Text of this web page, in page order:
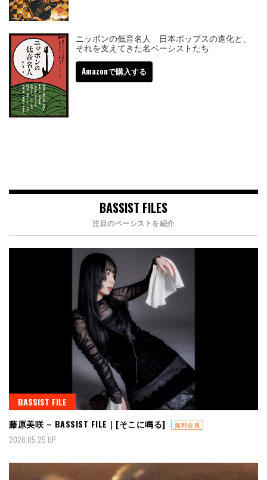
ニッポンの低音名人 日本ポップスの進化と、
それを支えてきた名ベーシストたち
Amazonで購入する
BASSIST FILES
注目のベーシストを紹介
BASSIST FILE
藤原美咲 – BASSIST FILE｜[そこに鳴る]
無料会員
2026.05.25 UP